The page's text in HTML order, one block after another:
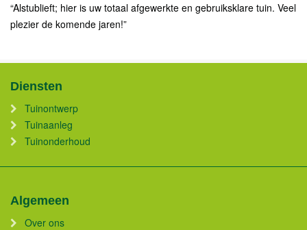
“Alstublieft; hier is uw totaal afgewerkte en gebruiksklare tuin. Veel
plezier de komende jaren!”
Diensten
Tuinontwerp
Tuinaanleg
Tuinonderhoud
Algemeen
Over ons